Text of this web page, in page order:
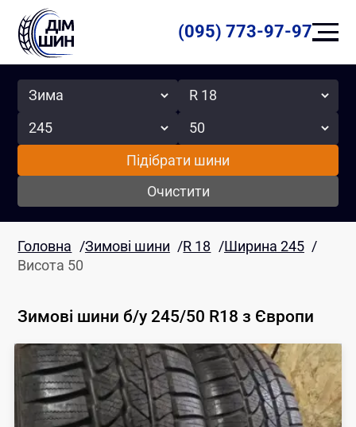
(095) 773-97-97
Сезон Радіус
Ширина Висота
Підібрати шини
Очистити
Головна /Зимові шини /R 18 /Ширина 245 /
Висота 50
Зимові шини б/у 245/50 R18 з Європи